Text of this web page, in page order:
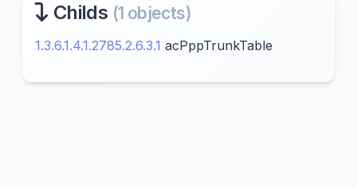
Childs (1 objects)
1.3.6.1.4.1.2785.2.6.3.1 acPppTrunkTable